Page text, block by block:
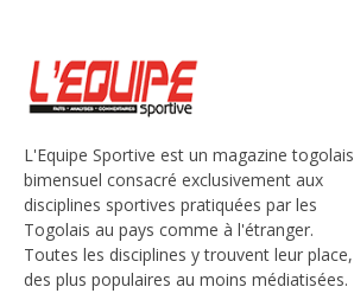
L'Equipe Sportive est un magazine togolais
bimensuel consacré exclusivement aux
disciplines sportives pratiquées par les
Togolais au pays comme à l'étranger.
Toutes les disciplines y trouvent leur place,
des plus populaires au moins médiatisées.